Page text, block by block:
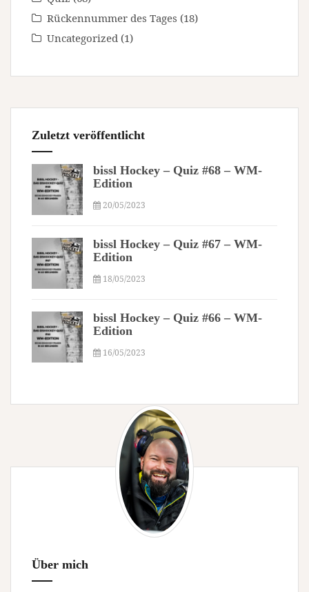
Rückennummer des Tages (18)
Uncategorized (1)
Zuletzt veröffentlicht
bissl Hockey – Quiz #68 – WM-
Edition
20/05/2023
bissl Hockey – Quiz #67 – WM-
Edition
18/05/2023
bissl Hockey – Quiz #66 – WM-
Edition
16/05/2023
Über mich